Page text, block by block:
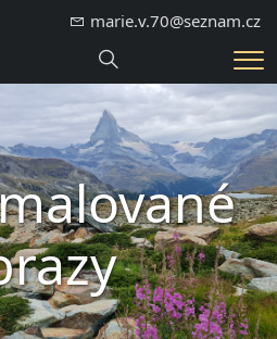
marie.v.70@seznam.cz
Hledání